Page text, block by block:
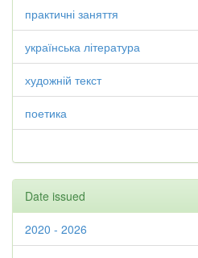
практичні заняття
українська література
художній текст
поетика
Date issued
2020 - 2026